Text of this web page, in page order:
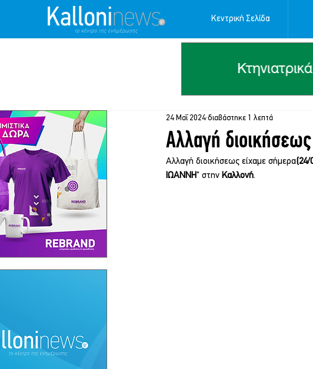
Κεντρική Σελίδα
Αλλαγή
24 Μαΐ 2024 διαβάστηκε 1 λεπτά
Αλλαγή διοικήσεως είχαμε σήμερα(24/
ΙΩΑΝΝΗ" στην Καλλονή.